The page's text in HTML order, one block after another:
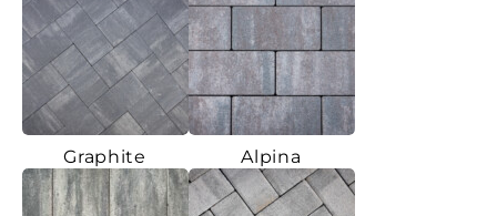
Graphite Alpina